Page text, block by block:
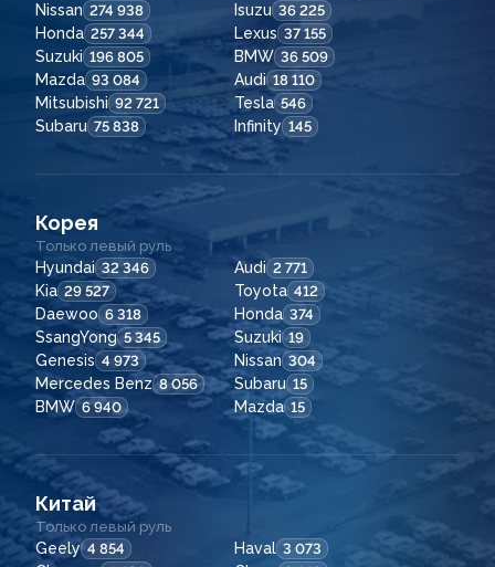
Nissan 274 938 Isuzu 36 225
Honda 257 344 Lexus 37 155
Suzuki 196 805 BMW 36 509
Mazda 93 084 Audi 18 110
Mitsubishi 92 721 Tesla 546
Subaru 75 838 Infinity 145
Корея
Только левый руль
Hyundai 32 346 Audi 2 771
Kia 29 527 Toyota 412
Daewoo 6 318 Honda 374
SsangYong 5 345 Suzuki 19
Genesis 4 973 Nissan 304
Mercedes Benz 8 056 Subaru 15
BMW 6 940 Mazda 15
Китай
Только левый руль
Geely 4 854 Haval 3 073